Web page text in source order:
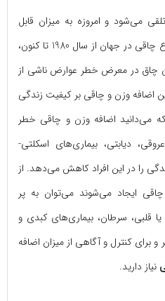
می‌شود و امروزه به میزان قابل
توجهی در حال افزایش است. شیوع چاقی در جهان از سال 1980 تا کنون،
چاق در معرض خطر عوارض ناشی از
اضافه وزن و چاقی بر کیفیت زندگی
می‌دانید اضافه وزن و چاقی خطر
دیابتی، بیماری‌های اسکلتی-
را در این افراد کاهش می‌دهد. از
ایجاد می‌شوند می‌توان به پر
قلبی، سرطان، بیماری‌های کبدی و
و برای کنترل و آگاهی از میزان اضافه
نیاز دارید.